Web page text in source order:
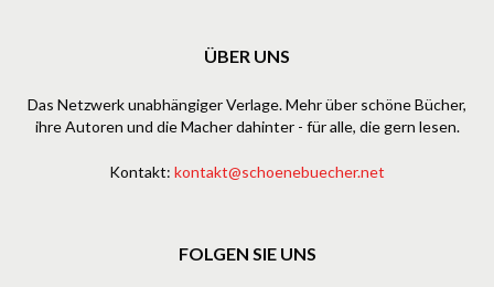
ÜBER UNS
Das Netzwerk unabhängiger Verlage. Mehr über schöne Bücher,
ihre Autoren und die Macher dahinter - für alle, die gern lesen.
Kontakt: kontakt@schoenebuecher.net
FOLGEN SIE UNS